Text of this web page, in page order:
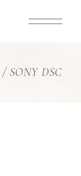
SONY DSC